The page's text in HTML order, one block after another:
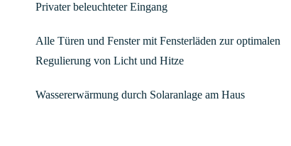
Privater beleuchteter Eingang
Alle Türen und Fenster mit Fensterläden zur optimalen
Regulierung von Licht und Hitze
Wassererwärmung durch Solaranlage am Haus